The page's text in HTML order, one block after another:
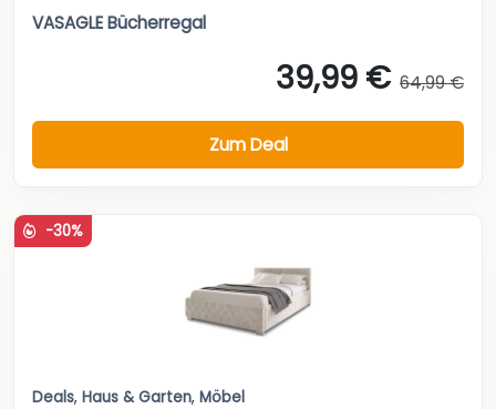
VASAGLE Bücherregal
39,99 € 64,99 €
Zum Deal
-30%
Deals, Haus & Garten, Möbel